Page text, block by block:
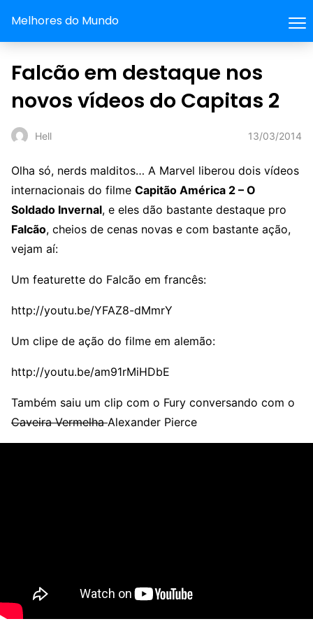
Melhores do Mundo
Falcão em destaque nos
novos vídeos do Capitas 2
Hell 13/03/2014
Olha só, nerds malditos… A Marvel liberou dois vídeos
internacionais do filme Capitão América 2 – O
Soldado Invernal, e eles dão bastante destaque pro
Falcão, cheios de cenas novas e com bastante ação,
vejam aí:
Um featurette do Falcão em francês:
http://youtu.be/YFAZ8-dMmrY
Um clipe de ação do filme em alemão:
http://youtu.be/am91rMiHDbE
Também saiu um clip com o Fury conversando com o
Caveira VermelhaAlexander Pierce